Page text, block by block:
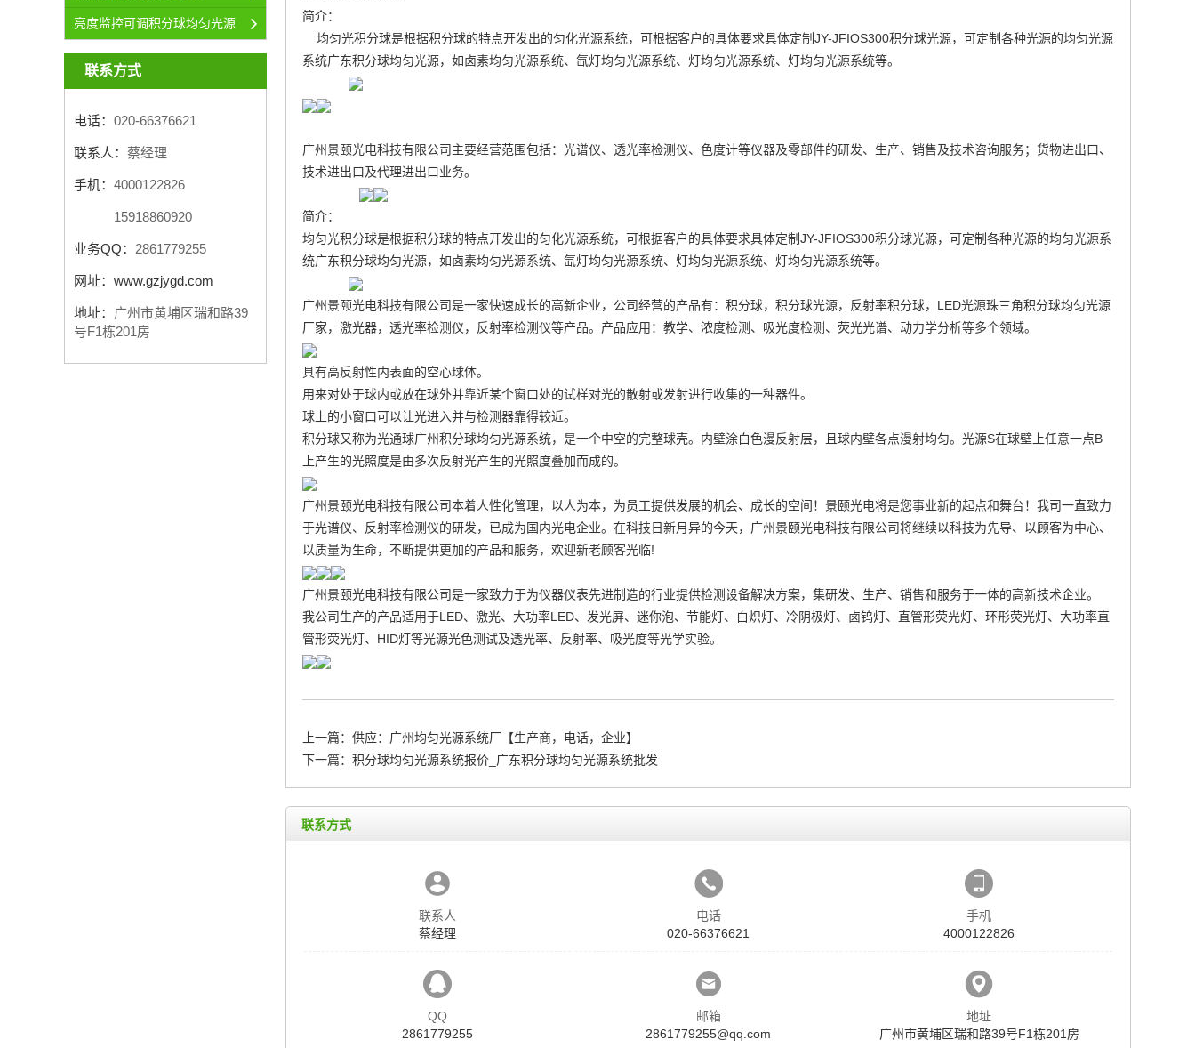
亮度监控可调积分球均匀光源
联系方式
电话： 020-66376621
联系人： 蔡经理
手机： 4000122826
15918860920
业务QQ： 2861779255
网址： www.gzjygd.com
地址： 广州市黄埔区瑞和路39
号F1栋201房
简介：
均匀光积分球是根据积分球的特点开发出的匀化光源系统，可根据客户的具体要求具体定制JY-JFIOS300积分球光源，可定制各种光源的均匀光源
系统广东积分球均匀光源，如卤素均匀光源系统、氙灯均匀光源系统、灯均匀光源系统、灯均匀光源系统等。
广州景颐光电科技有限公司主要经营范围包括：光谱仪、透光率检测仪、色度计等仪器及零部件的研发、生产、销售及技术咨询服务；货物进出口、
技术进出口及代理进出口业务。
简介：
均匀光积分球是根据积分球的特点开发出的匀化光源系统，可根据客户的具体要求具体定制JY-JFIOS300积分球光源，可定制各种光源的均匀光源系
统广东积分球均匀光源，如卤素均匀光源系统、氙灯均匀光源系统、灯均匀光源系统、灯均匀光源系统等。
广州景颐光电科技有限公司是一家快速成长的高新企业，公司经营的产品有：积分球，积分球光源，反射率积分球，LED光源珠三角积分球均匀光源
厂家，激光器，透光率检测仪，反射率检测仪等产品。产品应用：教学、浓度检测、吸光度检测、荧光光谱、动力学分析等多个领域。
具有高反射性内表面的空心球体。
用来对处于球内或放在球外并靠近某个窗口处的试样对光的散射或发射进行收集的一种器件。
球上的小窗口可以让光进入并与检测器靠得较近。
积分球又称为光通球广州积分球均匀光源系统，是一个中空的完整球壳。内壁涂白色漫反射层，且球内壁各点漫射均匀。光源S在球壁上任意一点B
上产生的光照度是由多次反射光产生的光照度叠加而成的。
广州景颐光电科技有限公司本着人性化管理，以人为本，为员工提供发展的机会、成长的空间！景颐光电将是您事业新的起点和舞台！我司一直致力
于光谱仪、反射率检测仪的研发，已成为国内光电企业。在科技日新月异的今天，广州景颐光电科技有限公司将继续以科技为先导、以顾客为中心、
以质量为生命，不断提供更加的产品和服务，欢迎新老顾客光临!
广州景颐光电科技有限公司是一家致力于为仪器仪表先进制造的行业提供检测设备解决方案，集研发、生产、销售和服务于一体的高新技术企业。
我公司生产的产品适用于LED、激光、大功率LED、发光屏、迷你泡、节能灯、白炽灯、冷阴极灯、卤钨灯、直管形荧光灯、环形荧光灯、大功率直
管形荧光灯、HID灯等光源光色测试及透光率、反射率、吸光度等光学实验。
上一篇： 供应：广州均匀光源系统厂【生产商，电话，企业】
下一篇： 积分球均匀光源系统报价_广东积分球均匀光源系统批发
联系方式
联系人
蔡经理
电话
020-66376621
手机
4000122826
QQ
2861779255
邮箱
2861779255@qq.com
地址
广州市黄埔区瑞和路39号F1栋201房